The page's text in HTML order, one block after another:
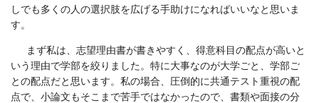
しでも多くの人の選択肢を広げる手助けになればいいなと思いま
す。
まず私は、志望理由書が書きやすく、得意科目の配点が高いと
いう理由で学部を絞りました。特に大事なのが大学ごと、学部ご
との配点だと思います。私の場合、圧倒的に共通テスト重視の配
点で、小論文もそこまで苦手ではなかったので、書類や面接の分